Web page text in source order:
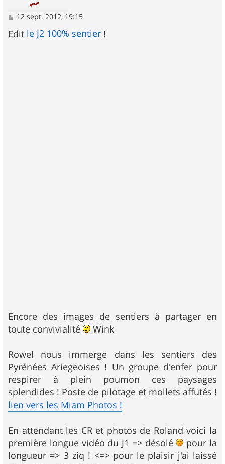
M
s
s
12 sept. 2012, 19:15
Edit le J2 100% sentier !
Encore des images de sentiers à partager en
toute convivialité
Wink
Rowel nous immerge dans les sentiers des
Pyrénées Ariegeoises ! Un groupe d'enfer pour
respirer à plein poumon ces paysages
splendides ! Poste de pilotage et mollets affutés !
lien vers les Miam Photos !
En attendant les CR et photos de Roland voici la
première longue vidéo du J1 => désolé
pour la
longueur => 3 ziq ! <=> pour le plaisir j'ai laissé